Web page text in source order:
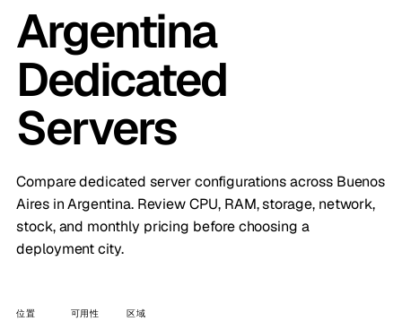
Argentina
Dedicated
Servers
Compare dedicated server configurations across Buenos
Aires in Argentina. Review CPU, RAM, storage, network,
stock, and monthly pricing before choosing a
deployment city.
位置 可用性 区域